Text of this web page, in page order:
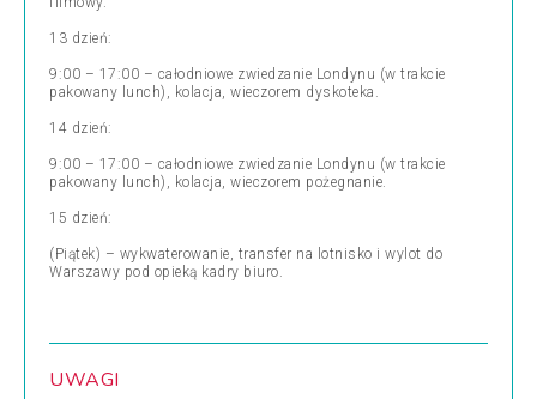
13 dzień:
9:00 – 17:00 – całodniowe zwiedzanie Londynu (w trakcie
pakowany lunch), kolacja, wieczorem dyskoteka.
14 dzień:
9:00 – 17:00 – całodniowe zwiedzanie Londynu (w trakcie
pakowany lunch), kolacja, wieczorem pożegnanie.
15 dzień:
(Piątek) – wykwaterowanie, transfer na lotnisko i wylot do
Warszawy pod opieką kadry biuro.
UWAGI